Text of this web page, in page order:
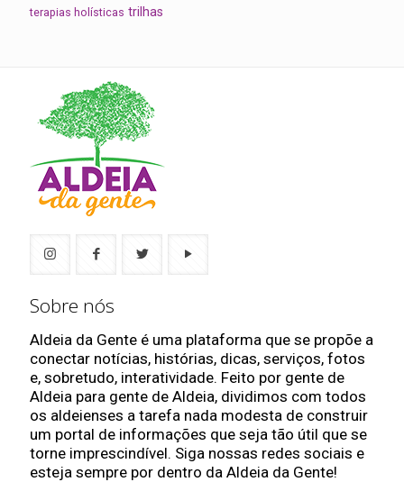
terapias holísticas trilhas
Sobre nós
Aldeia da Gente é uma plataforma que se propõe a
conectar notícias, histórias, dicas, serviços, fotos
e, sobretudo, interatividade. Feito por gente de
Aldeia para gente de Aldeia, dividimos com todos
os aldeienses a tarefa nada modesta de construir
um portal de informações que seja tão útil que se
torne imprescindível. Siga nossas redes sociais e
esteja sempre por dentro da Aldeia da Gente!